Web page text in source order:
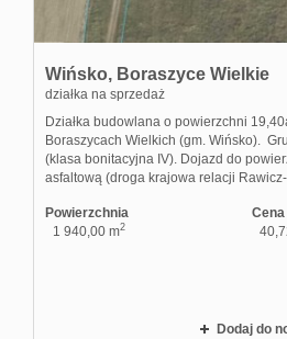
Wińsko, Boraszyce Wielkie
działka na sprzedaż
Działka budowlana o powierzchni
Boraszycach Wielkich (gm. Wińsko).
(klasa bonitacyjna IV). Dojazd do
asfaltową (droga krajowa relacji Rawicz-
Powierzchnia
1 940,00 m2
Cena
Dodaj do